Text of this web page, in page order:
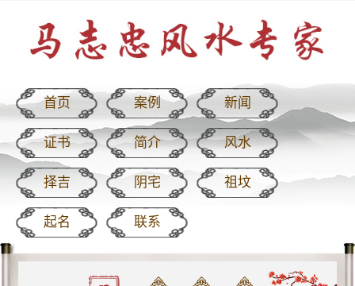
首页 案例 新闻
证书 简介 风水
择吉 阴宅 祖坟
起名 联系